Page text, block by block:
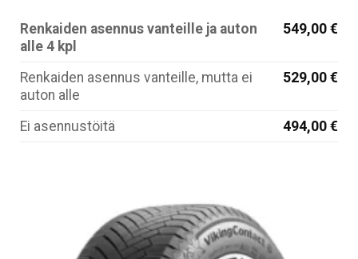
Renkaiden asennus vanteille ja auton
alle 4 kpl
549,00 €
Renkaiden asennus vanteille, mutta ei
auton alle
529,00 €
Ei asennustöitä 494,00 €